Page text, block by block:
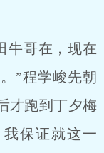
牛哥在，现在
”程学峻先朝
才跑到丁夕梅
保证就这一